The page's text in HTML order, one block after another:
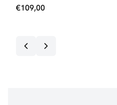
€109,00